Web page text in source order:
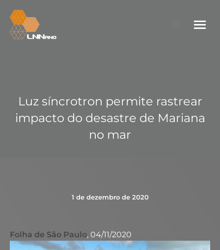
Search:
Luz síncrotron permite rastrear
impacto do desastre de Mariana
no mar
1 de dezembro de 2020
Folha de São Paulo, 04/11/2020